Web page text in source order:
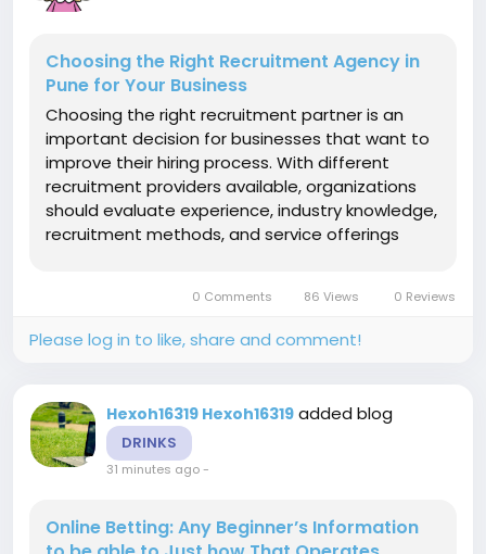
Choosing the Right Recruitment Agency in
Pune for Your Business
Choosing the right recruitment partner is an
important decision for businesses that want to
improve their hiring process. With different
recruitment providers available, organizations
should evaluate experience, industry knowledge,
recruitment methods, and service offerings
process followed by the...
0 Comments 86 Views 0 Reviews
Please log in to like, share and comment!
Hexoh16319 Hexoh16319 added blog
DRINKS
31 minutes ago-
Online Betting: Any Beginner’s Information